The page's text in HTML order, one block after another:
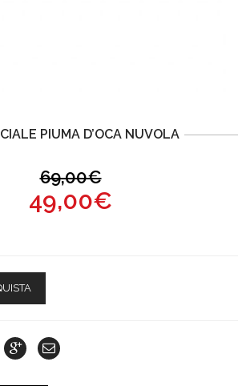
PIUMA D’OCA NUVOLA
69,00€
49,00€